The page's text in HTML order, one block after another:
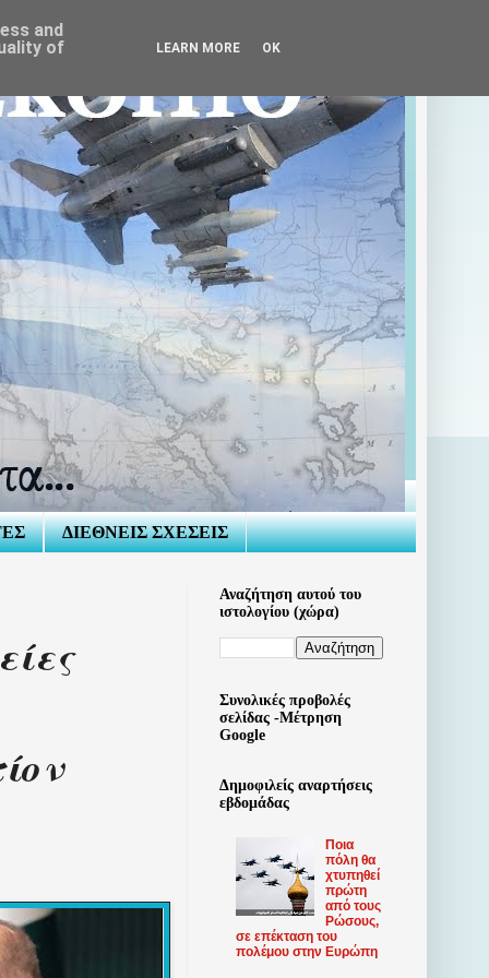
ΔΙΕΘΝΕΙΣ ΣΧΕΣΕΙΣ
Αναζήτηση αυτού του
ιστολογίου (χώρα)
Συνολικές προβολές
σελίδας -Μέτρηση
Google
Δημοφιλείς αναρτήσεις
εβδομάδας
Ποια
πόλη θα
χτυπηθεί
πρώτη
από τους
Ρώσους,
σε επέκταση του
πολέμου στην Ευρώπη
and
of
LEARN MORE OK